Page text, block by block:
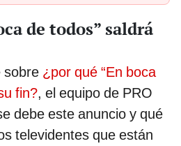
de todos” saldrá
sobre ¿por qué “En boca
fin?, el equipo de PRO
debe este anuncio y qué
televidentes que están